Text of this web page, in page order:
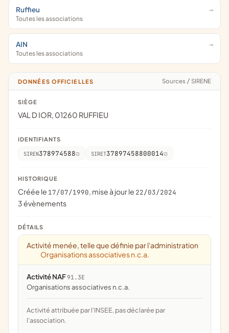
Ruffieu
Toutes les associations
AIN
Toutes les associations
DONNÉES OFFICIELLES Sources / SIRENE
SIÈGE
VAL D IOR, 01260 RUFFIEU
IDENTIFIANTS
SIREN378974588 SIRET37897458800014
HISTORIQUE
Créée le 17/07/1990, mise à jour le 22/03/2024
3 évènements
DÉTAILS
Activité menée, telle que définie par l'administration
Organisations associatives n.c.a.
Activité NAF91.3E
Organisations associatives n.c.a.
Activité attribuée par l'INSEE, pas déclarée par
l'association.